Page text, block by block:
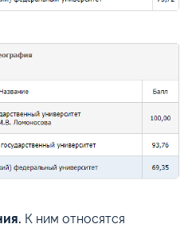
К ним относятся